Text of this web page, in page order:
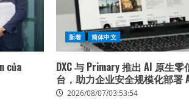
của
新着 简体中文
DXC 与 Primary 推出 AI 原生零
台，助力企业安全规模化部署
2026/08/07/03:53:54